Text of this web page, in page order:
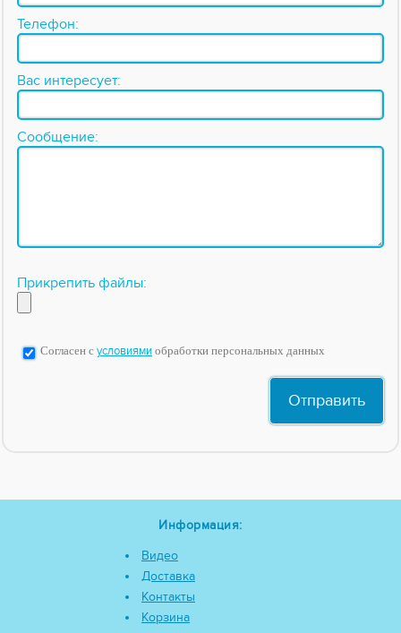
Телефон:
Вас интересует:
Сообщение:
Прикрепить файлы:
Согласен с условиями обработки персональных данных
Информация:
Видео
Доставка
Контакты
Корзина